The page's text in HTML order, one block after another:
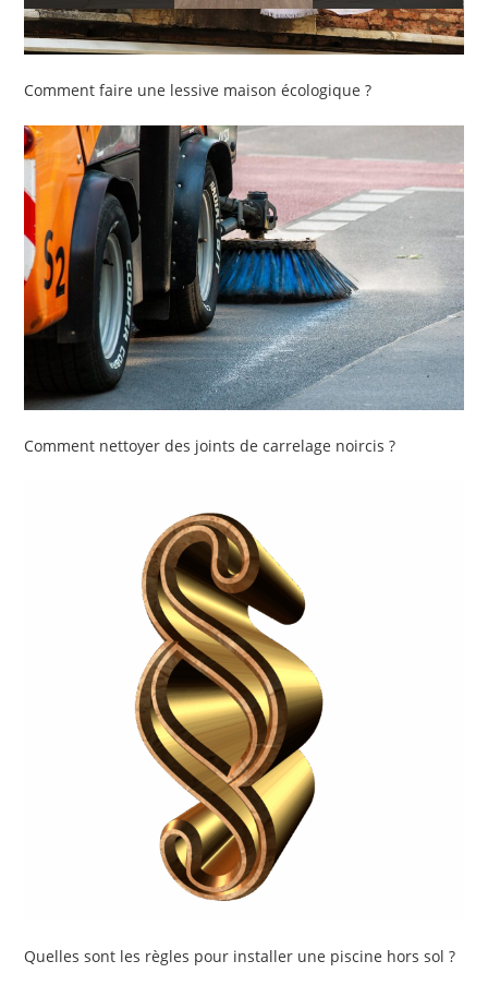
Comment faire une lessive maison écologique ?
Comment nettoyer des joints de carrelage noircis ?
Quelles sont les règles pour installer une piscine hors sol ?